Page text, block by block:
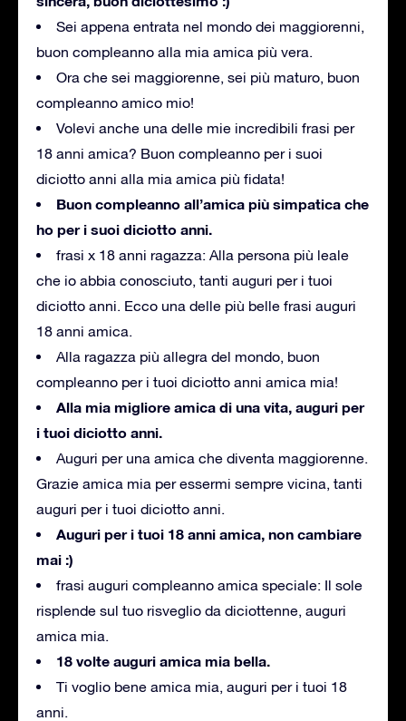
Sei appena entrata nel mondo dei maggiorenni,
buon compleanno alla mia amica più vera.
Ora che sei maggiorenne, sei più maturo, buon
compleanno amico mio!
Volevi anche una delle mie incredibili frasi per
18 anni amica? Buon compleanno per i suoi
diciotto anni alla mia amica più fidata!
Buon compleanno all’amica più simpatica che
ho per i suoi diciotto anni.
frasi x 18 anni ragazza: Alla persona più leale
che io abbia conosciuto, tanti auguri per i tuoi
diciotto anni. Ecco una delle più belle frasi auguri
18 anni amica.
Alla ragazza più allegra del mondo, buon
compleanno per i tuoi diciotto anni amica mia!
Alla mia migliore amica di una vita, auguri per
i tuoi diciotto anni.
Auguri per una amica che diventa maggiorenne.
Grazie amica mia per essermi sempre vicina, tanti
auguri per i tuoi diciotto anni.
Auguri per i tuoi 18 anni amica, non cambiare
mai :)
frasi auguri compleanno amica speciale: Il sole
risplende sul tuo risveglio da diciottenne, auguri
amica mia.
18 volte auguri amica mia bella.
Ti voglio bene amica mia, auguri per i tuoi 18
anni.